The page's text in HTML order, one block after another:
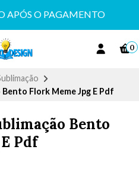
APÓS O PAGAMENTO
0
Flork Meme Jpg E Pdf
Bento
Pdf